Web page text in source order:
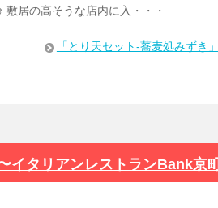
敷居の高そうな店内に入・・・
「とり天セット-蕎麦処みずき
イタリアンレストランBank京